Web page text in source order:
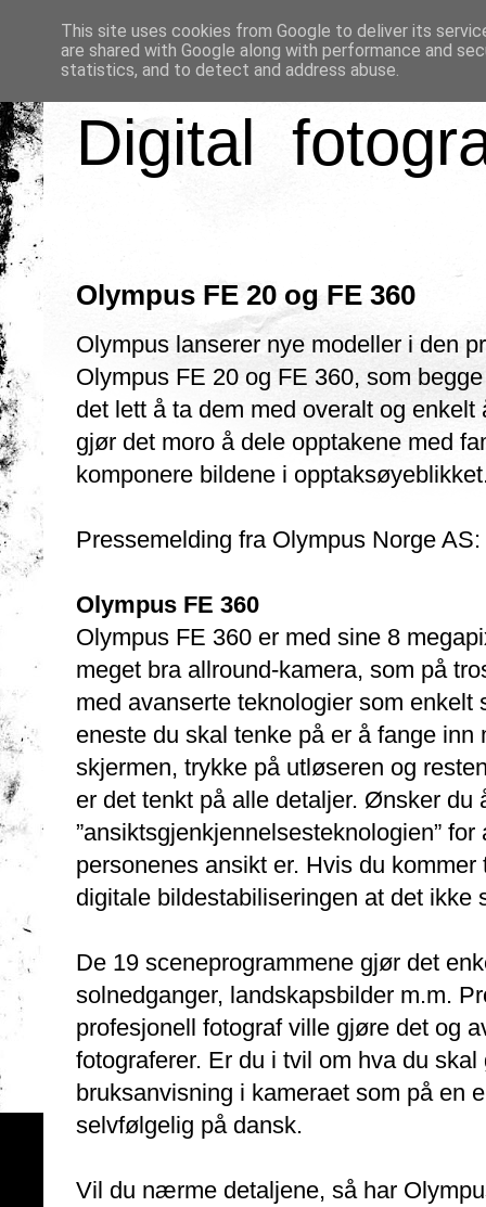
Digital
Olympus FE 20 og FE 360
Olympus lanserer nye modeller i den
Olympus FE 20 og FE 360, som
det lett å ta dem med overalt og
gjør det moro å dele opptakene med
komponere bildene i
Pressemelding fra Olympus Norge AS:
Olympus FE 360
Olympus FE 360 er med sine 8
meget bra allround-kamera, som på
med avanserte teknologier som
eneste du skal tenke på er å fange
skjermen, trykke på utløseren og
er det tenkt på alle detaljer. Ønsker du
”ansiktsgjenkjennelsesteknologien”
personenes ansikt er. Hvis du
digitale bildestabiliseringen at det ikke
De 19 sceneprogrammene gjør det
solnedganger, landskapsbilder m.m.
profesjonell fotograf ville gjøre det og
fotograferer. Er du i tvil om hva du
bruksanvisning i kameraet som på en
selvfølgelig på dansk.
Vil du nærme detaljene, så har
This site uses cookies from Google to deliver its
are shared with Google along with performance and
statistics, and to detect and address abuse.